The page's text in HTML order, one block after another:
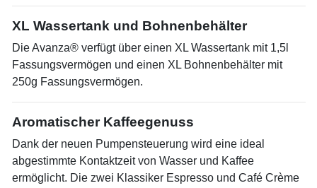
XL Wassertank und Bohnenbehälter
Die Avanza® verfügt über einen XL Wassertank mit 1,5l
Fassungsvermögen und einen XL Bohnenbehälter mit
250g Fassungsvermögen.
Aromatischer Kaffeegenuss
Dank der neuen Pumpensteuerung wird eine ideal
abgestimmte Kontaktzeit von Wasser und Kaffee
ermöglicht. Die zwei Klassiker Espresso und Café Crème